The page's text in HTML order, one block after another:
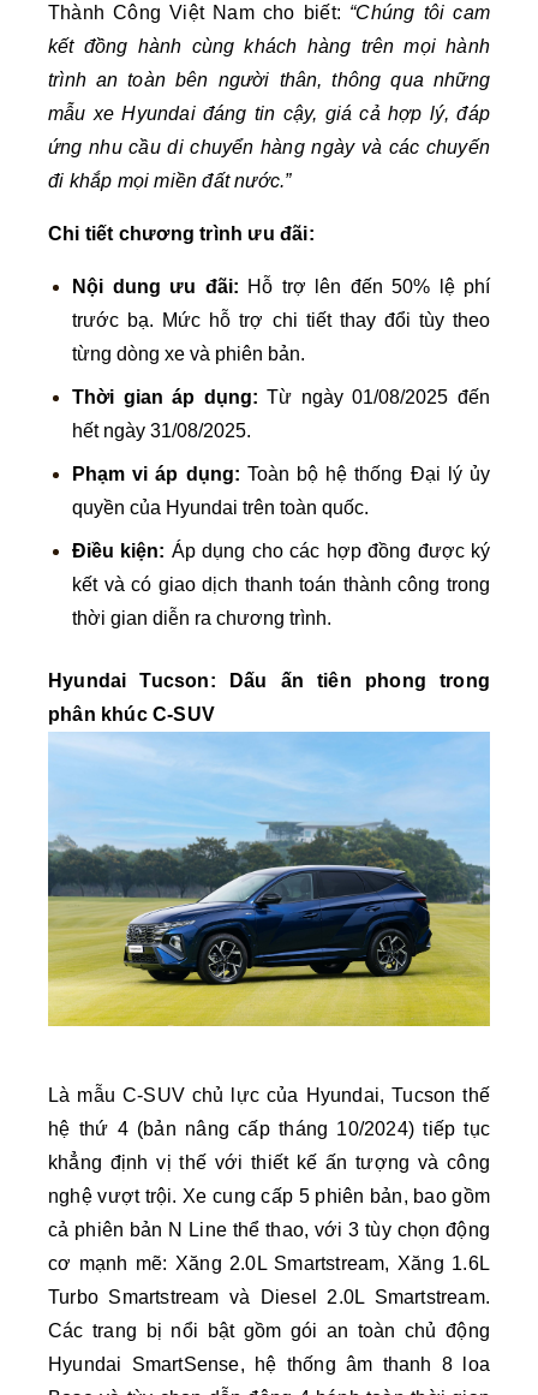
Thành Công Việt Nam cho biết: “Chúng tôi cam
kết đồng hành cùng khách hàng trên mọi hành
trình an toàn bên người thân, thông qua những
mẫu xe Hyundai đáng tin cậy, giá cả hợp lý, đáp
ứng nhu cầu di chuyển hàng ngày và các chuyến
đi khắp mọi miền đất nước.”
Chi tiết chương trình ưu đãi:
Nội dung ưu đãi: Hỗ trợ lên đến 50% lệ phí
trước bạ. Mức hỗ trợ chi tiết thay đổi tùy theo
từng dòng xe và phiên bản.
Thời gian áp dụng: Từ ngày 01/08/2025 đến
hết ngày 31/08/2025.
Phạm vi áp dụng: Toàn bộ hệ thống Đại lý ủy
quyền của Hyundai trên toàn quốc.
Điều kiện: Áp dụng cho các hợp đồng được ký
kết và có giao dịch thanh toán thành công trong
thời gian diễn ra chương trình.
Hyundai Tucson: Dấu ấn tiên phong trong
phân khúc C-SUV
Là mẫu C-SUV chủ lực của Hyundai, Tucson thế
hệ thứ 4 (bản nâng cấp tháng 10/2024) tiếp tục
khẳng định vị thế với thiết kế ấn tượng và công
nghệ vượt trội. Xe cung cấp 5 phiên bản, bao gồm
cả phiên bản N Line thể thao, với 3 tùy chọn động
cơ mạnh mẽ: Xăng 2.0L Smartstream, Xăng 1.6L
Turbo Smartstream và Diesel 2.0L Smartstream.
Các trang bị nổi bật gồm gói an toàn chủ động
Hyundai SmartSense, hệ thống âm thanh 8 loa